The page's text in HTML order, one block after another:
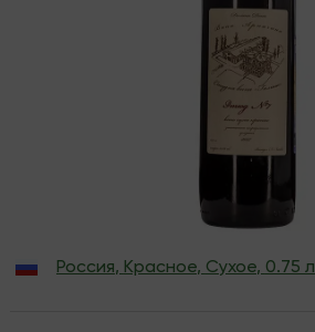
Россия, Красное, Сухое, 0.75 л